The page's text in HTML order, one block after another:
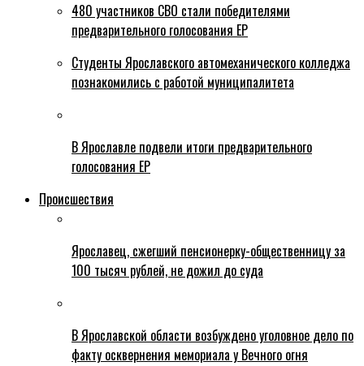
480 участников СВО стали победителями
предварительного голосования ЕР
Студенты Ярославского автомеханического колледжа
познакомились с работой муниципалитета
В Ярославле подвели итоги предварительного
голосования ЕР
Происшествия
Ярославец, сжегший пенсионерку-общественницу за
100 тысяч рублей, не дожил до суда
В Ярославской области возбуждено уголовное дело по
факту осквернения мемориала у Вечного огня